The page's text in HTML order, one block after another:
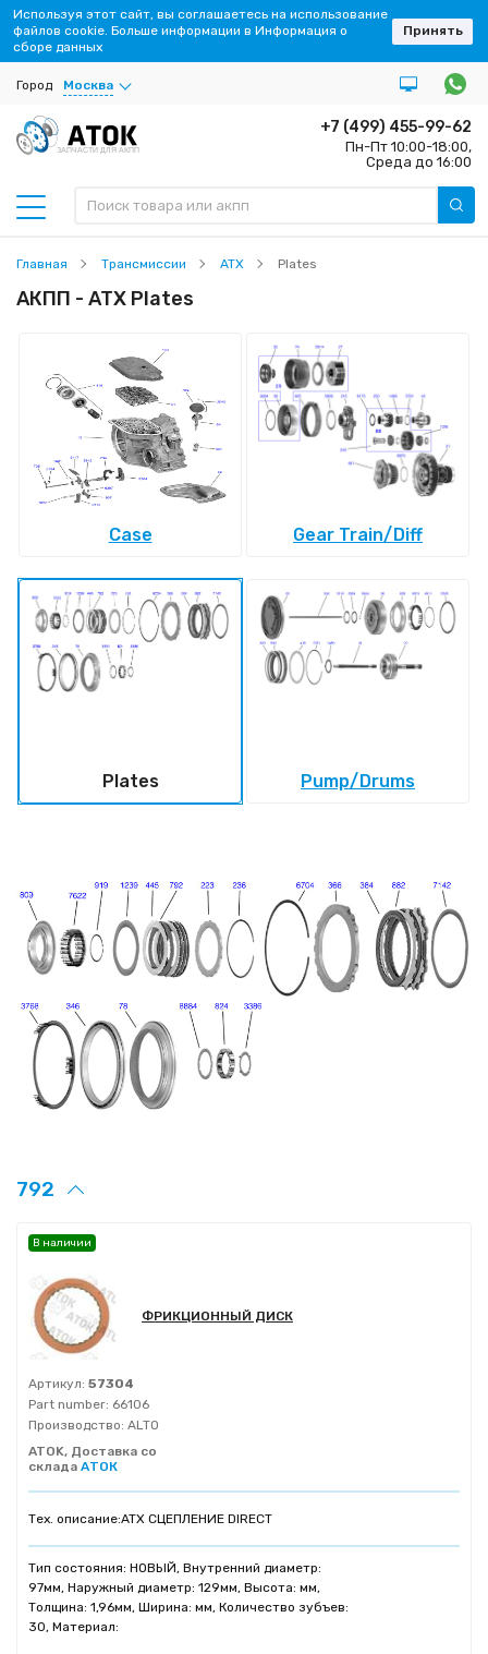
Город Москва
ЗАПЧАСТИ ДЛЯ АКПП
+7 (499) 455-99-62
Пн-Пт 10:00-18:00,
Среда до 16:00
Главная Трансмиссии ATX Plates
АКПП - ATX Plates
Case Gear Train/Diff
Plates Pump/Drums
792
ФРИКЦИОННЫЙ ДИСК
Артикул: 57304
Part number: 66106
Производство: ALTO
ATOK, Доставка со
склада АТОК
Тех. описание:ATX СЦЕПЛЕНИЕ DIRECT
Тип состояния: НОВЫЙ, Внутренний диаметр:
97мм, Наружный диаметр: 129мм, Высота: мм,
Толщина: 1,96мм, Ширина: мм, Количество зубъев:
30, Материал:
В наличии
Используя этот сайт, вы соглашаетесь на использование
файлов cookie. Больше информации в Информация о
сборе данных
Принять